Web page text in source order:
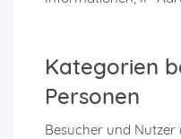
Kategorien
Personen
Besucher und Nutzer